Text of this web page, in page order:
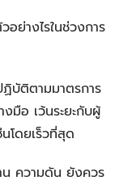
ย่างไรในช่วงการ
บัติตามมาตรการ
มือ เว้นระยะกับผู้
โดยเร็วที่สุด
น ความดัน ยังควร